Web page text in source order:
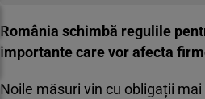
România schimbă regulile
importante care vor afecta
Noile măsuri vin cu obligații